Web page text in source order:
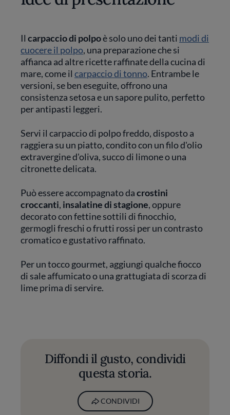
Il carpaccio di polpoè solo uno dei tanti modi di
cuocere il polpo, una preparazione che si
affianca ad altre ricette raffinate della cucina di
mare, come il carpaccio di tonno. Entrambe le
versioni, se ben eseguite, offrono una
consistenza setosa e un sapore pulito, perfetto
per antipasti leggeri.
Servi il carpaccio di polpo freddo, disposto a
raggiera su un piatto, condito con un filo d'olio
extravergine d'oliva, succo di limone o una
citronette delicata.
Può essere accompagnato dacrostini
croccanti, insalatine di stagione, oppure
decorato con fettine sottili di finocchio,
germogli freschi o frutti rossi per un contrasto
cromatico e gustativo raffinato.
Per un tocco gourmet, aggiungi qualche fiocco
di sale affumicato o una grattugiata di scorza di
lime prima di servire.
Diffondi il gusto, condividi
questa storia.
CONDIVIDI